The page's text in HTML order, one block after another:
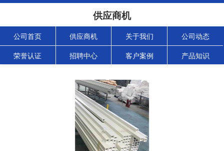
供应商机
公司首页 供应商机 关于我们 公司动态
荣誉认证 招聘中心 客户案例 产品知识